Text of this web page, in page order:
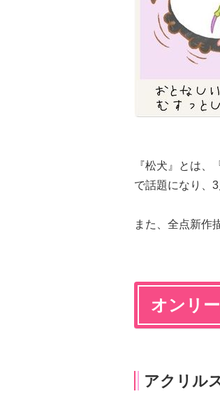
『松犬』とは
で話題になり、
また、全点新作
オンリ
アクリル